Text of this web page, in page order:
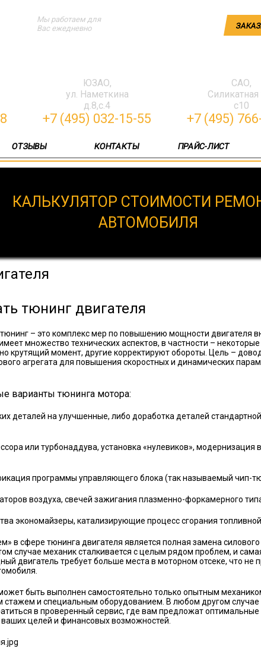
Мы работаем для
Вас ежедневно
ЮЗАО,
ул. Наметкина
д.8,с.4
+7 (495) 032-15-55
САО,
Силикатная
с10
+7 (495)
ОТЗЫВЫ КОНТАКТЫ ПРАЙС-ЛИСТ
КАЛЬКУЛЯТОР СТОИМОСТИ
АВТОМОБИЛЯ
тюнинг двигателя
– это комплекс мер по повышению мощности двигателя
множество технических аспектов, в частности –
крутящий момент, другие корректируют обороты. Цель –
агрегата для повышения скоростных и динамических
варианты тюнинга мотора:
деталей на улучшенные, либо доработка деталей стандартной
или турбонаддува, установка «нулевиков», модернизация
программы управляющего блока (так называемый чип-
воздуха, свечей зажигания плазменно-форкамерного
экономайзеры, катализирующие процесс сгорания топливной
в сфере тюнинга двигателя является полная замена силового
случае механик сталкивается с целым рядом проблем, и
двигатель требует больше места в моторном отсеке, что не
быть выполнен самостоятельно только опытным
стажем и специальным оборудованием. В любом другом случае
в проверенный сервис, где вам предложат
целей и финансовых возможностей.